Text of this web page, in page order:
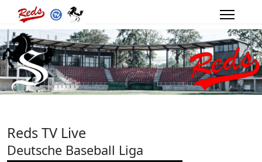
Reds TV Live
Deutsche Baseball Liga